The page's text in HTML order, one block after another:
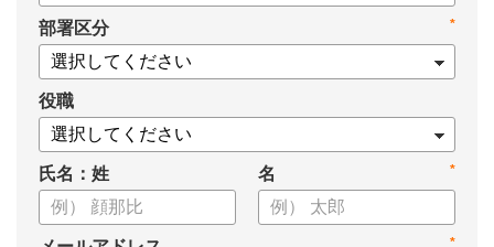
・1on1とは何か？
・1on1の基本的なやり方
・ 1on1 の基本アジェンダと質問例
についてまとめましたので、ぜひお役立てください。
*
部署区分
役職
氏名：姓 *
名
*